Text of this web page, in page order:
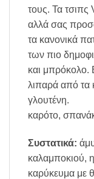
τους. Τα τσιπς
αλλά σας
τα κανονικά
των πιο
και μπρόκολο.
λιπαρά από τα
γλουτένη.
καρότο,
Συστατικά:
καλαμποκιού,
καρύκευμα με